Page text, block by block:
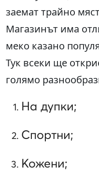
заемат трайно
Магазинът има
меко казано
Тук всеки ще
голямо
На дупки;
Спортни;
Кожени;